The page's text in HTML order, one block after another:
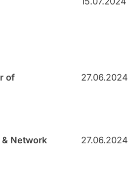
of
27.06.2024
& Network
27.06.2024